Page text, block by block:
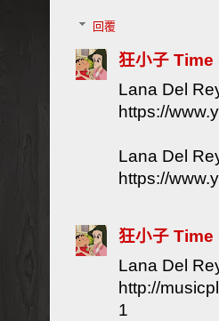
回覆
狂小子
Lana Del
https://
Lana Del
https://
狂小子
Lana Del
http://
1